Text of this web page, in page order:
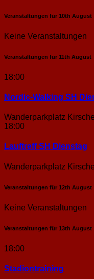
Veranstaltungen für 10th August
Keine Veranstaltungen
Veranstaltungen für 11th August
18:00
Nordic-Walking SH
Wanderparkplatz
18:00
Lauftreff SH Dienstag
Wanderparkplatz
Veranstaltungen für 12th August
Keine Veranstaltungen
Veranstaltungen für 13th August
18:00
Stadion­training